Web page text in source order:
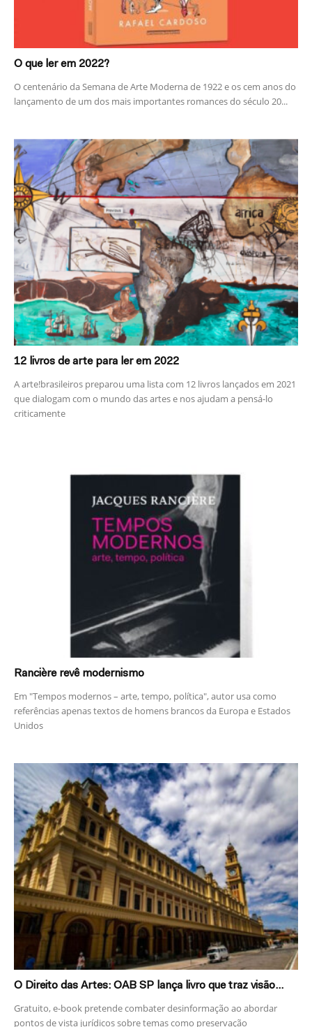
O que ler em 2022?
O centenário da Semana de Arte Moderna de 1922 e os cem anos do
lançamento de um dos mais importantes romances do século 20...
12 livros de arte para ler em 2022
A arte!brasileiros preparou uma lista com 12 livros lançados em 2021
que dialogam com o mundo das artes e nos ajudam a pensá-lo
criticamente
Rancière revê modernismo
Em "Tempos modernos – arte, tempo, política", autor usa como
referências apenas textos de homens brancos da Europa e Estados
Unidos
O Direito das Artes: OAB SP lança livro que traz visão...
Gratuito, e-book pretende combater desinformação ao abordar
pontos de vista jurídicos sobre temas como preservação